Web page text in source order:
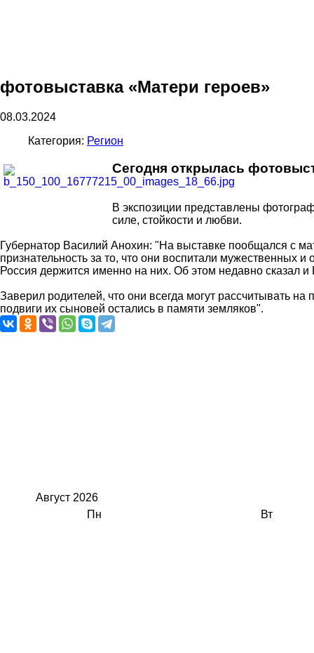
фотовыставка «Матери героев»
08.03.2024
Категория: Регион
Сегодня открылась
В экспозиции представлены
силе, стойкости и любви.
Губернатор Василий Анохин: "На выставке пообщался с
признательность за то, что они воспитали
Россия держится именно на них. Об этом недавно
Заверил родителей, что они всегда могут рассчитывать
подвиги их сыновей остались в памяти земляков".
Август 2026
Пн
Вт